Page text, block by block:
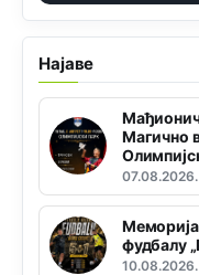
Најаве
Магично
07.08.2026.
фудбалу
10.08.2026.